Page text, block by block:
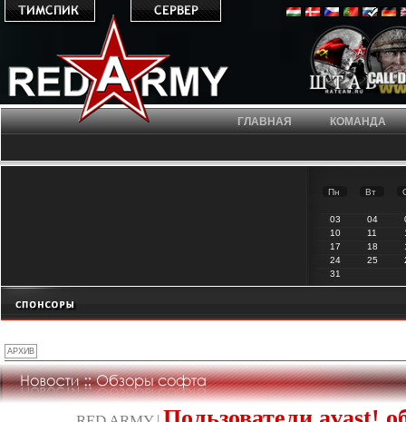
ГЛАВНАЯ КОМАНДА
Пн Вт
03 04
10
11
17
18
24
25
31